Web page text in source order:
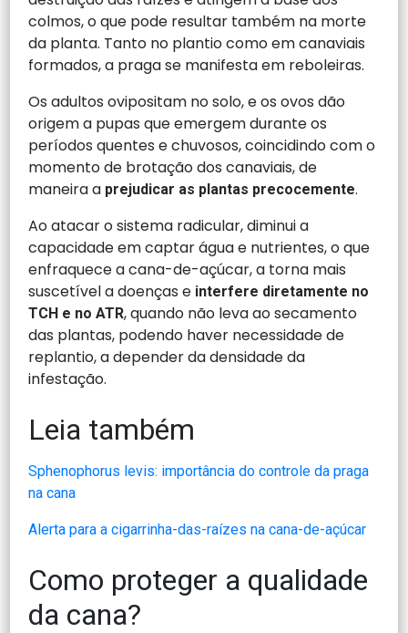
colmos, o que pode resultar também na morte
da planta. Tanto no plantio como em canaviais
formados, a praga se manifesta em reboleiras.
Os adultos ovipositam no solo, e os ovos dão
origem a pupas que emergem durante os
períodos quentes e chuvosos, coincidindo com o
momento de brotação dos canaviais, de
maneira a prejudicar as plantas precocemente.
Ao atacar o sistema radicular, diminui a
capacidade em captar água e nutrientes, o que
enfraquece a cana-de-açúcar, a torna mais
suscetível a doenças e interfere diretamente no
TCH e no ATR, quando não leva ao secamento
das plantas, podendo haver necessidade de
replantio, a depender da densidade da
infestação.
Leia também
Sphenophorus levis: importância do controle da praga
na cana
Alerta para a cigarrinha-das-raízes na cana-de-açúcar
Como proteger a qualidade
da cana?